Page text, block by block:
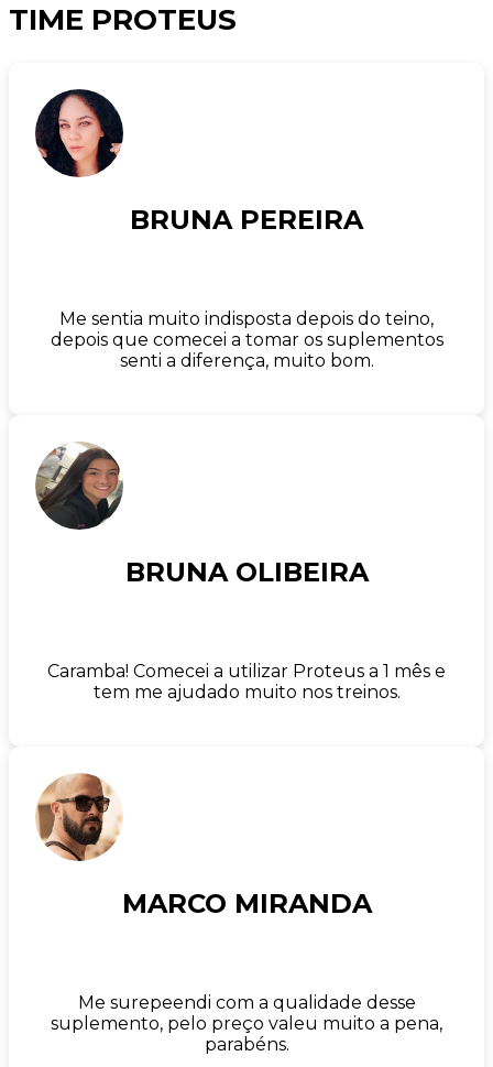
TIME PROTEUS
BRUNA PEREIRA
Me sentia muito indisposta depois do teino,
depois que comecei a tomar os suplementos
senti a diferença, muito bom.
BRUNA OLIBEIRA
Caramba! Comecei a utilizar Proteus a 1 mês e
tem me ajudado muito nos treinos.
MARCO MIRANDA
Me surepeendi com a qualidade desse
suplemento, pelo preço valeu muito a pena,
parabéns.